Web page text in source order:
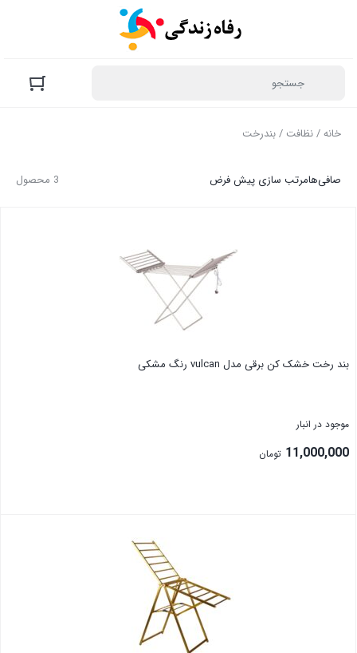
خانه/نظافت / بندرخت
3 محصول صافی‌هامرتب سازی پیش فرض
بند رخت خشک کن برقی مدل vulcan رنگ مشکی
موجود در انبار
11,000,000 تومان